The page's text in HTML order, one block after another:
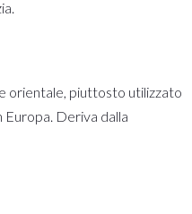
orientale, piuttosto utilizzato
Europa. Deriva dalla